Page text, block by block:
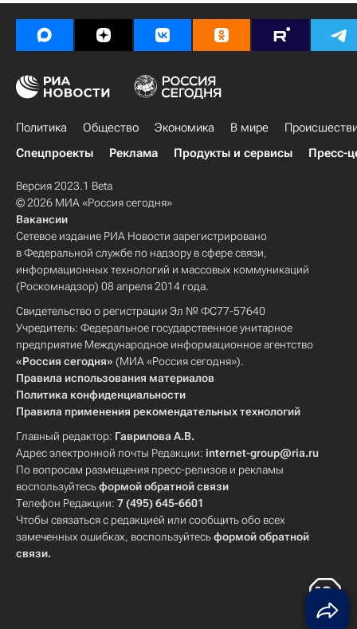
Политика Общество Экономика В мире
Спецпроекты
Реклама Продукты и сервисы Пресс-
Версия 2023.1 Beta
© 2026 МИА «Россия сегодня»
Вакансии
Сетевое издание РИА Новости зарегистрировано
в Федеральной службе по надзору в сфере связи,
информационных технологий и массовых коммуникаций
(Роскомнадзор) 08 апреля 2014 года.
Свидетельство о регистрации Эл № ФС77-57640
Учредитель: Федеральное государственное унитарное
предприятие Международное информационное агентство
«Россия сегодня» (МИА «Россия сегодня»).
Правила использования материалов
Политика конфиденциальности
Правила применения рекомендательных технологий
Главный редактор: Гаврилова А.В.
Адрес электронной почты Редакции: internet-group@ria.ru
По вопросам размещения пресс-релизов и рекламы
воспользуйтесьформой обратной связи
Телефон Редакции: 7 (495) 645-6601
Чтобы связаться с редакцией или сообщить обо всех
замеченных ошибках, воспользуйтесьформой обратной
связи.